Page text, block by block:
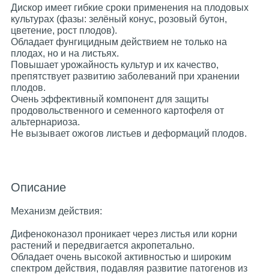
Дискор имеет гибкие сроки применения на плодовых
культурах (фазы: зелёный конус, розовый бутон,
цветение, рост плодов).
Обладает фунгицидным действием не только на
плодах, но и на листьях.
Повышает урожайность культур и их качество,
препятствует развитию заболеваний при хранении
плодов.
Очень эффективный компонент для защиты
продовольственного и семенного картофеля от
альтернариоза.
Не вызывает ожогов листьев и деформаций плодов.
Описание
Механизм действия:
Дифеноконазол проникает через листья или корни
растений и передвигается акропетально.
Обладает очень высокой активностью и широким
спектром действия, подавляя развитие патогенов из